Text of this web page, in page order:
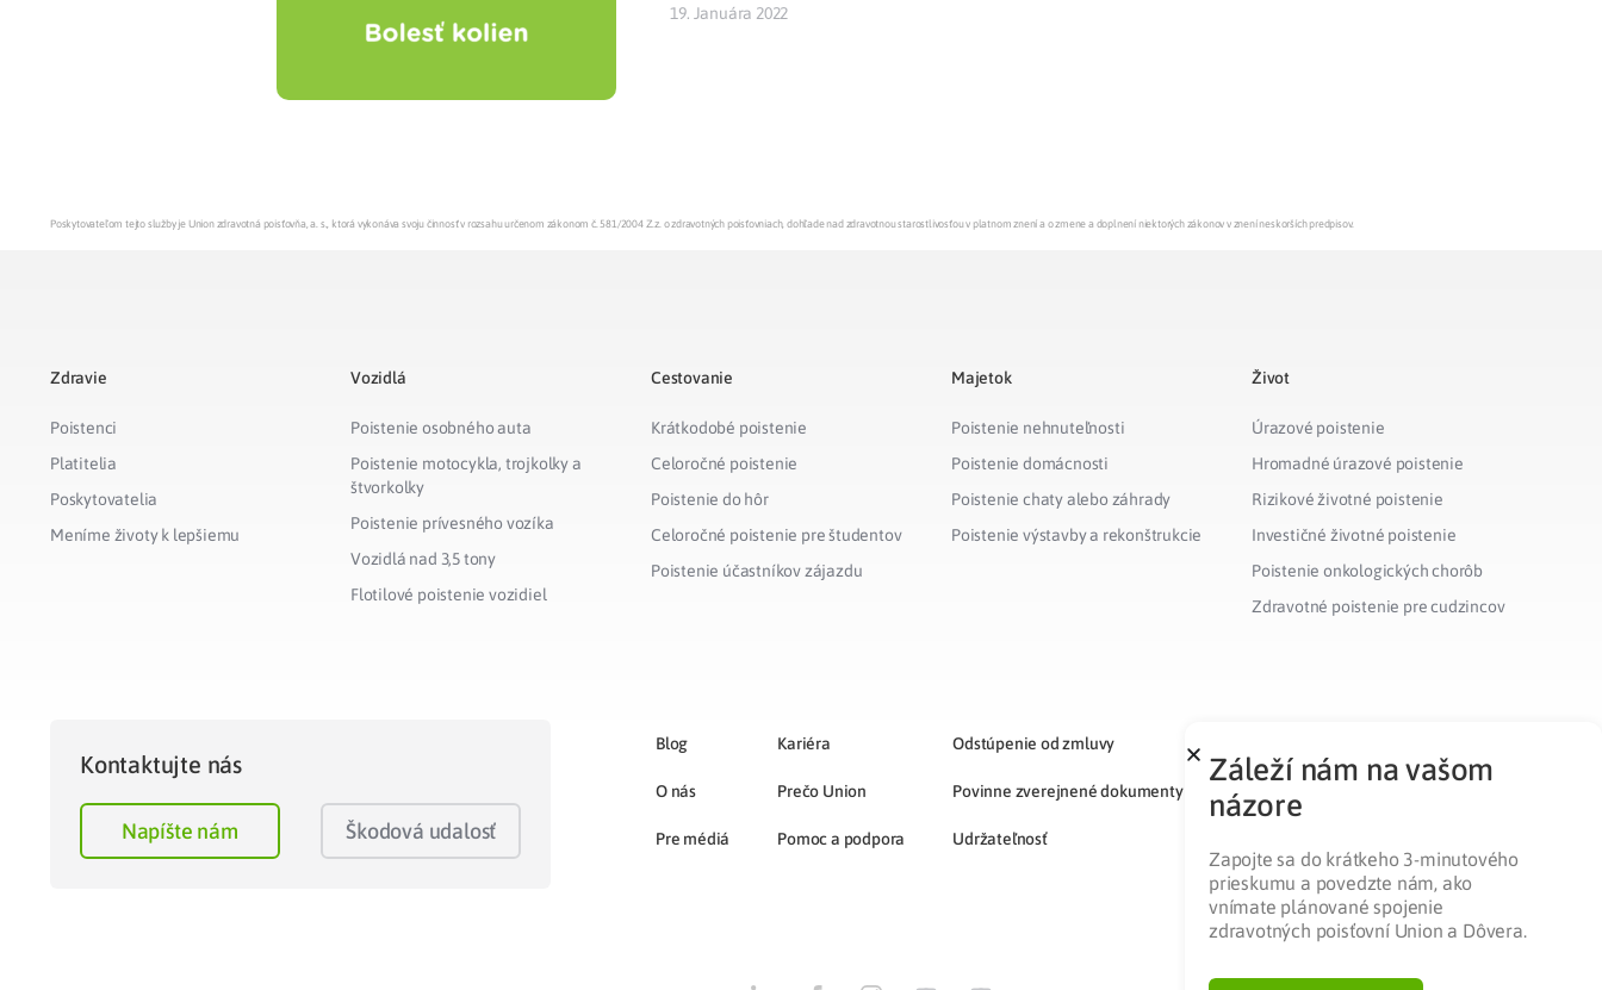
Prečo Union
19. Januára 2022
Poskytovateľom tejto služby je Union zdravotná poisťovňa, a. s., ktorá vykonáva svoju činnosť v rozsahu určenom zákonom č. 581/2004 Z.z. o zdravotných poisťovniach, dohľade nad zdravotnou starostlivosťou v platnom znení a o zmene a doplnení niektorých zákonov v znení neskorších predpisov.
Zdravie
Poistenci
Platitelia
Poskytovatelia
Meníme životy k lepšiemu
Vozidlá
Poistenie osobného auta
Poistenie motocykla, trojkolky a
štvorkolky
Poistenie prívesného vozíka
Vozidlá nad 3,5 tony
Flotilové poistenie vozidiel
Cestovanie
Krátkodobé poistenie
Celoročné poistenie
Poistenie do hôr
Celoročné poistenie pre študentov
Poistenie účastníkov zájazdu
Majetok
Poistenie nehnuteľnosti
Poistenie domácnosti
Poistenie chaty alebo záhrady
Poistenie výstavby a rekonštrukcie
Život
Úrazové poistenie
Hromadné úrazové poistenie
Rizikové životné poistenie
Investičné životné poistenie
Poistenie onkologických chorôb
Zdravotné poistenie pre cudzincov
Kontaktujte nás
Napíšte nám Škodová udalosť
Blog
O nás
Pre médiá
Kariéra
Prečo Union
Pomoc a podpora
Odstúpenie od zmluvy
Povinne zverejnené dokumenty
Udržateľnosť
Záleží nám na vašom
názore
Zapojte sa do krátkeho 3-minutového
prieskumu a povedzte nám, ako
vnímate plánované spojenie
zdravotných poisťovní Union a Dôvera.